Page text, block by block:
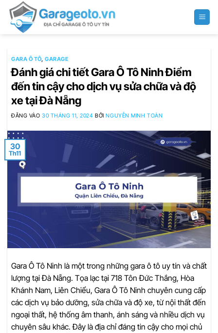
qua
GARA Ô TÔ,GARAGE
Đánh giá chi tiết Gara Ô Tô Ninh Điểm
đến tin cậy cho dịch vụ sửa chữa và độ
xe tại Đà Nẵng
ĐĂNG VÀO30 THÁNG 11, 2024 BỞINGUYỄN MINH TOÀN
30
Th11
Gara Ô Tô Ninh là một trong những gara ô tô uy tín và chất
lượng tại Đà Nẵng. Tọa lạc tại 718 Tôn Đức Thắng, Hòa
Khánh Nam, Liên Chiểu, Gara Ô Tô Ninh chuyên cung cấp
các dịch vụ bảo dưỡng, sửa chữa và độ xe, từ nội thất đến
ngoại thất, hệ thống âm thanh, ánh sáng và nhiều dịch vụ
chuyên sâu khác. Đây là địa chỉ đáng tin cậy cho mọi chủ